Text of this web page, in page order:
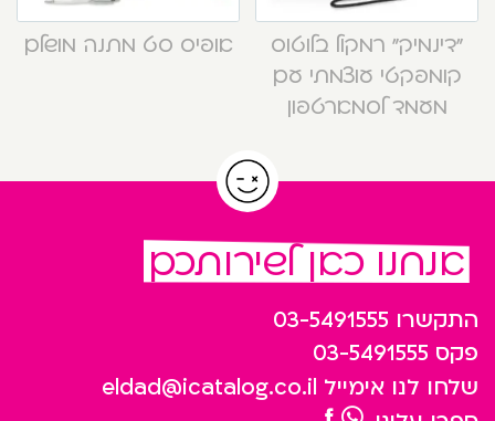
“דינמיק” רמקול בלוטוס
קומפקטי עוצמתי עם
מעמד לסמארטפון
אופיס סט מתנה מושלם
אנחנו כאן לשירותכם
התקשרו 03-5491555
פקס 03-5491555
שלחו לנו אימייל eldad@icatalog.co.il